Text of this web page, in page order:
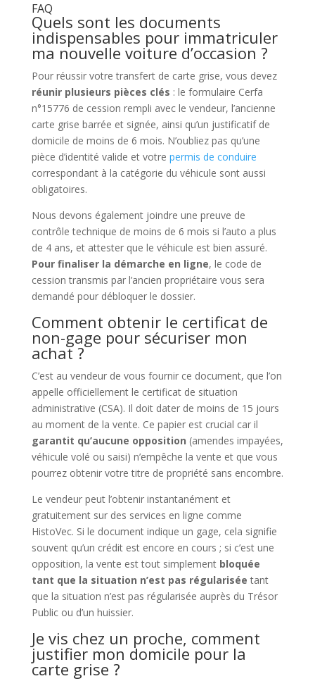
FAQ
Quels sont les documents
indispensables pour immatriculer
ma nouvelle voiture d’occasion ?
Pour réussir votre transfert de carte grise, vous devez
réunir plusieurs pièces clés : le formulaire Cerfa
n°15776 de cession rempli avec le vendeur, l’ancienne
carte grise barrée et signée, ainsi qu’un justificatif de
domicile de moins de 6 mois. N’oubliez pas qu’une
pièce d’identité valide et votre permis de conduire
correspondant à la catégorie du véhicule sont aussi
obligatoires.
Nous devons également joindre une preuve de
contrôle technique de moins de 6 mois si l’auto a plus
de 4 ans, et attester que le véhicule est bien assuré.
Pour finaliser la démarche en ligne, le code de
cession transmis par l’ancien propriétaire vous sera
demandé pour débloquer le dossier.
Comment obtenir le certificat de
non-gage pour sécuriser mon
achat ?
C’est au vendeur de vous fournir ce document, que l’on
appelle officiellement le certificat de situation
administrative (CSA). Il doit dater de moins de 15 jours
au moment de la vente. Ce papier est crucial car il
garantit qu’aucune opposition (amendes impayées,
véhicule volé ou saisi) n’empêche la vente et que vous
pourrez obtenir votre titre de propriété sans encombre.
Le vendeur peut l’obtenir instantanément et
gratuitement sur des services en ligne comme
HistoVec. Si le document indique un gage, cela signifie
souvent qu’un crédit est encore en cours ; si c’est une
opposition, la vente est tout simplement bloquée
tant que la situation n’est pas régularisée tant
que la situation n’est pas régularisée auprès du Trésor
Public ou d’un huissier.
Je vis chez un proche, comment
justifier mon domicile pour la
carte grise ?